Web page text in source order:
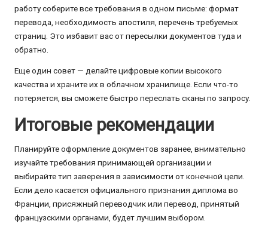
работу соберите все требования в одном письме: формат
перевода, необходимость апостиля, перечень требуемых
страниц. Это избавит вас от пересылки документов туда и
обратно.
Еще один совет — делайте цифровые копии высокого
качества и храните их в облачном хранилище. Если что-то
потеряется, вы сможете быстро переслать сканы по запросу.
Итоговые рекомендации
Планируйте оформление документов заранее, внимательно
изучайте требования принимающей организации и
выбирайте тип заверения в зависимости от конечной цели.
Если дело касается официального признания диплома во
Франции, присяжный переводчик или перевод, принятый
французскими органами, будет лучшим выбором.